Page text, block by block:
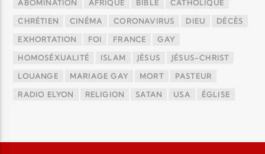
ABOMINATION AFRIQUE BIBLE CATHOLIQUE
CHRÉTIEN CINÉMA CORONAVIRUS DIEU DÉCÈS
EXHORTATION FOI FRANCE GAY
HOMOSÉXUALITÉ ISLAM JÉSUS JÉSUS-CHRIST
LOUANGE MARIAGE GAY MORT PASTEUR
RADIO ELYON RELIGION SATAN USA ÉGLISE